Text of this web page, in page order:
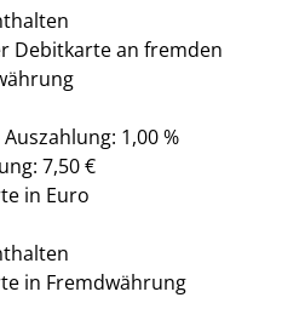
Debitkarte an fremden
1,00 %
7,50 €
in Euro
in Fremdwährung